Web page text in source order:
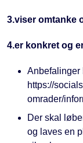
3.viser omtanke
4.er konkret og
https://
omrader/
Der skal
og laves en